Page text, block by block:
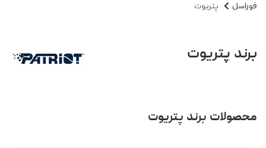
فوراسل پتریوت
برند پتریوت
محصولات برند پتریوت